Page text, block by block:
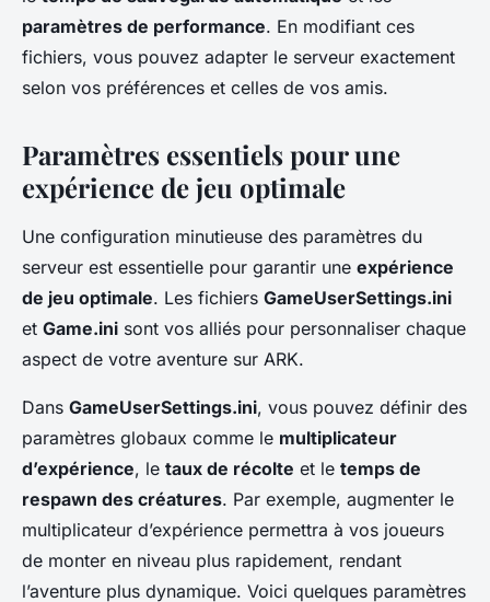
paramètres de performance. En modifiant ces
fichiers, vous pouvez adapter le serveur exactement
selon vos préférences et celles de vos amis.
Paramètres essentiels pour une
expérience de jeu optimale
Une configuration minutieuse des paramètres du
serveur est essentielle pour garantir une expérience
de jeu optimale. Les fichiers GameUserSettings.ini
et Game.ini sont vos alliés pour personnaliser chaque
aspect de votre aventure sur ARK.
Dans GameUserSettings.ini, vous pouvez définir des
paramètres globaux comme le multiplicateur
d’expérience, le taux de récolte et le temps de
respawn des créatures. Par exemple, augmenter le
multiplicateur d’expérience permettra à vos joueurs
de monter en niveau plus rapidement, rendant
l’aventure plus dynamique. Voici quelques paramètres